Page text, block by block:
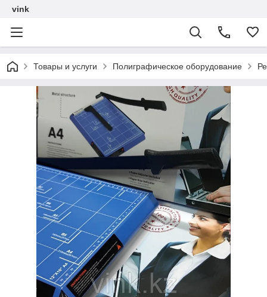
vink
Товары и услуги Полиграфическое оборудование